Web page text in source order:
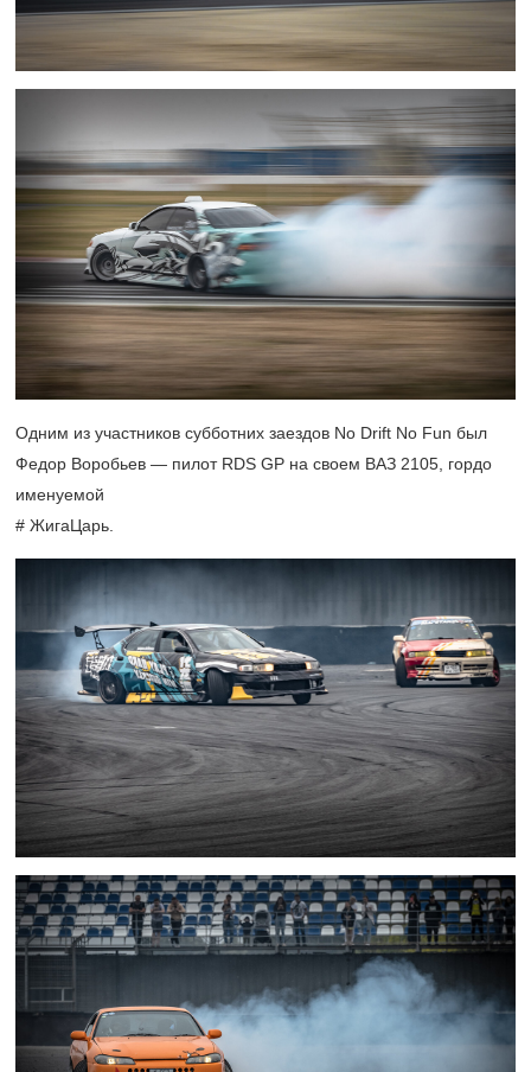
Одним из участников субботних заездов No Drift No Fun был
Федор Воробьев — пилот RDS GP на своем ВАЗ 2105, гордо
именуемой
# ЖигаЦарь.